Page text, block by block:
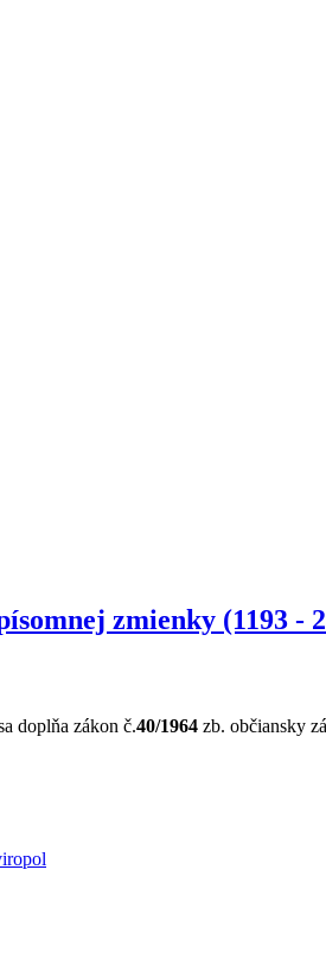
zmienky (1193 -
doplňa zákon č.40/1964 zb. občiansky